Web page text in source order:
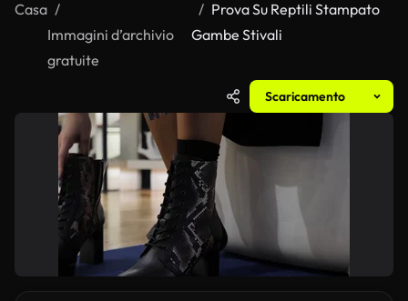
Casa
Immagini d’archivio
gratuite
Prova Su Reptili Stampato
Gambe Stivali
Scaricamento